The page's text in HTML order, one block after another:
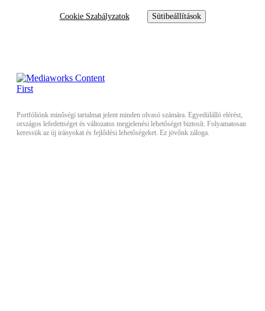
Cookie Szabályzatok Sütibeállítások
Portfóliónk minőségi tartalmat jelent minden olvasó számára. Egyedülálló elérést,
országos lefedettséget és változatos megjelenési lehetőséget biztosít. Folyamatosan
keressük az új irányokat és fejlődési lehetőségeket. Ez jövőnk záloga.